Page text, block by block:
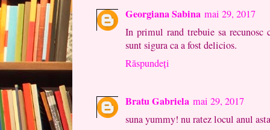
Georgiana Sabina mai 29, 2017
In primul rand trebuie sa
sunt sigura ca a fost delicios.
Răspundeți
Bratu Gabriela mai 29, 2017
suna yummy! nu ratez locul anul